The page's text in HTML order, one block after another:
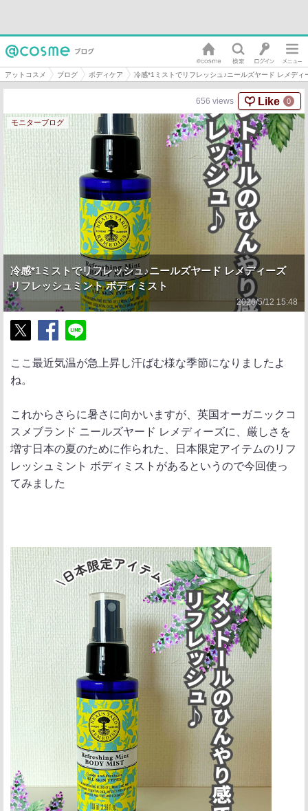
アットコスメ ブログ ボディケア 冷感*1ミストでリフレッシュ♪ニールズヤード レメデ
656 views Like 0
モニターブログ
冷感*1ミストでリフレッシュ♪ニールズヤード レメディーズ
リフレッシュミント ボディミスト
2026/5/12 15:48
ス
ここ最近気温が急上昇し汗ばむ様な季節になりましたよ
ね。
これからさらに暑さに向かいますが、英国オーガニックコ
スメブランド ニールズヤード レメディーズに、厳しさを
増す日本の夏のために作られた、日本限定アイテムのリフ
レッシュミント ボディミストがあるというので今回使っ
てみました